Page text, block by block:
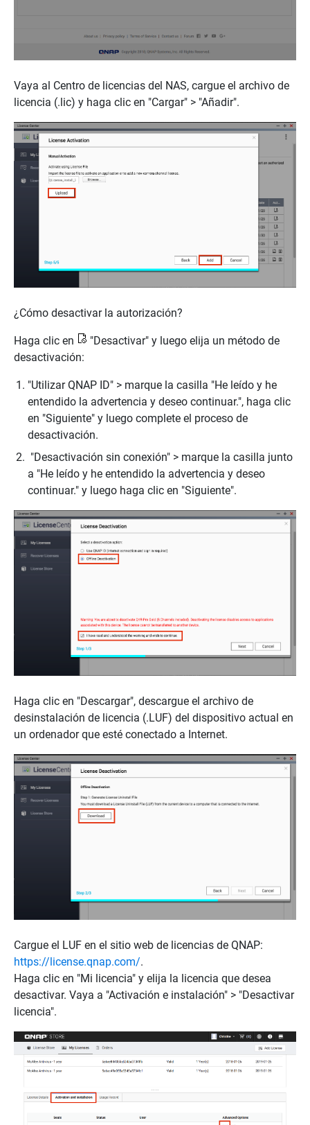
Vaya al Centro de licencias del NAS, cargue el archivo de
licencia (.lic) y haga clic en "Cargar" > "Añadir".
¿Cómo desactivar la autorización?
Haga clic en
"Desactivar" y luego elija un método de
desactivación:
"Utilizar QNAP ID" > marque la casilla "He leído y he
entendido la advertencia y deseo continuar.", haga clic
en "Siguiente" y luego complete el proceso de
desactivación.
"Desactivación sin conexión" > marque la casilla junto
a "He leído y he entendido la advertencia y deseo
continuar." y luego haga clic en "Siguiente".
Haga clic en "Descargar", descargue el archivo de
desinstalación de licencia (.LUF) del dispositivo actual en
un ordenador que esté conectado a Internet.
Cargue el LUF en el sitio web de licencias de QNAP:
https://license.qnap.com/.
Haga clic en "Mi licencia" y elija la licencia que desea
desactivar. Vaya a "Activación e instalación" > "Desactivar
licencia".